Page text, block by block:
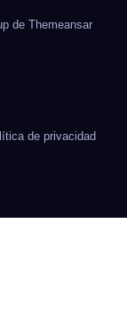
de Themeansar
de privacidad